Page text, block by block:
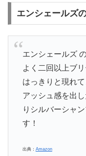
エンシェールズ
エンシェールズ
よく二回以上ブ
はっきりと現れて
アッシュ感を出
りシルバーシャ
す！
出典： Amazon